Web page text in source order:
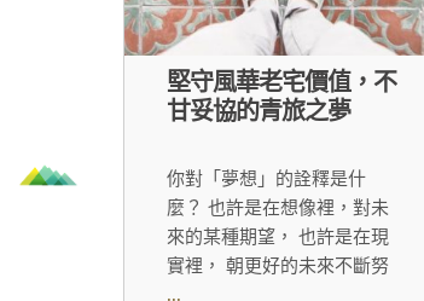
堅守風華老宅價值，不
甘妥協的青旅之夢
你對「夢想」的詮釋是什
麼？ 也許是在想像裡，對未
來的某種期望， 也許是在現
實裡， 朝更好的未來不斷努
...